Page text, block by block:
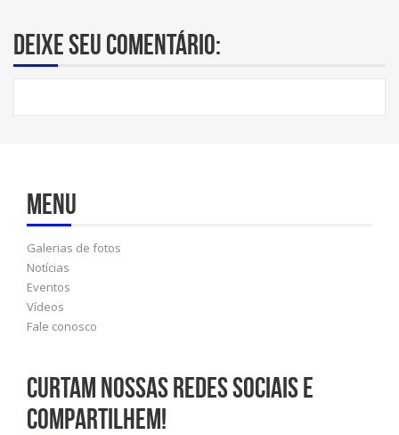
Deixe seu comentário:
Menu
Galerias de fotos
Notícias
Eventos
Vídeos
Fale conosco
Curtam nossas redes sociais e
compartilhem!